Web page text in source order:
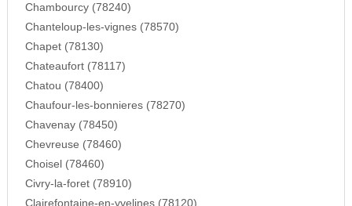
Chambourcy (78240)
Chanteloup-les-vignes (78570)
Chapet (78130)
Chateaufort (78117)
Chatou (78400)
Chaufour-les-bonnieres (78270)
Chavenay (78450)
Chevreuse (78460)
Choisel (78460)
Civry-la-foret (78910)
Clairefontaine-en-yvelines (78120)